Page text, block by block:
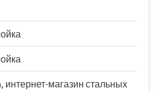
интернет-магазин стальных